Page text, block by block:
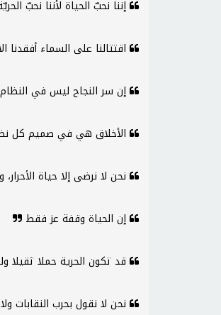
إننا نحبّ الحياة لأننا نحبّ
اقتتالنا على السماء أفقدنا
إن سر النجاح ليس في
الأخلاق هي في صميم كل
نحن لا نرضى إلا حياة الأحرار،
إن الحياة وقفة عز فقط
قد تكون الحرية حملا ثقيلا
نحن لا نقول بحرب النقابات